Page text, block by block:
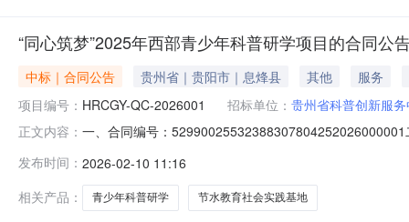
“同心筑梦”2025年西部青少年科普研学项目的合同公
中标｜合同公告 贵州省｜贵阳市｜息烽县 其他
服务
项目编号： HRCGY-QC-2026001 招标单位： 贵州省科普创新服
正文内容： 一、合同编号：
州省游居旅行社有限公司地址：贵州省贵阳市经济开发
发布时间： 2026-02-10 11:16
相关产品：
青少年科普研学 节水教育社会实践基地